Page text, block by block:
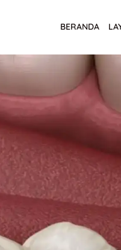
BERANDA